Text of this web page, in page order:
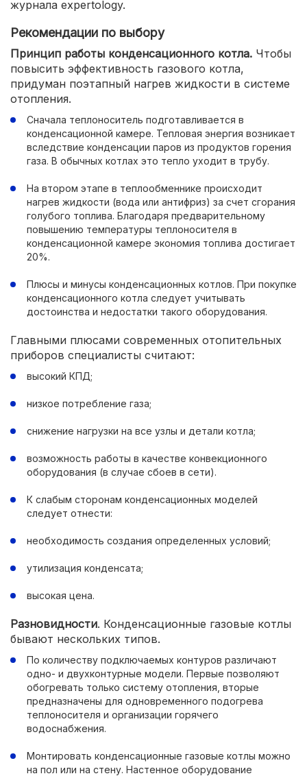
журнала expertology.
Рекомендации по выбору
Принцип работы конденсационного котла. Чтобы
повысить эффективность газового котла,
придуман поэтапный нагрев жидкости в системе
отопления.
Сначала теплоноситель подготавливается в
конденсационной камере. Тепловая энергия возникает
вследствие конденсации паров из продуктов горения
газа. В обычных котлах это тепло уходит в трубу.
На втором этапе в теплообменнике происходит
нагрев жидкости (вода или антифриз) за счет сгорания
голубого топлива. Благодаря предварительному
повышению температуры теплоносителя в
конденсационной камере экономия топлива достигает
20%.
Плюсы и минусы конденсационных котлов. При покупке
конденсационного котла следует учитывать
достоинства и недостатки такого оборудования.
Главными плюсами современных отопительных
приборов специалисты считают:
высокий КПД;
низкое потребление газа;
снижение нагрузки на все узлы и детали котла;
возможность работы в качестве конвекционного
оборудования (в случае сбоев в сети).
К слабым сторонам конденсационных моделей
следует отнести:
необходимость создания определенных условий;
утилизация конденсата;
высокая цена.
Разновидности. Конденсационные газовые котлы
бывают нескольких типов.
По количеству подключаемых контуров различают
одно- и двухконтурные модели. Первые позволяют
обогревать только систему отопления, вторые
предназначены для одновременного подогрева
теплоносителя и организации горячего
водоснабжения.
Монтировать конденсационные газовые котлы можно
на пол или на стену. Настенное оборудование